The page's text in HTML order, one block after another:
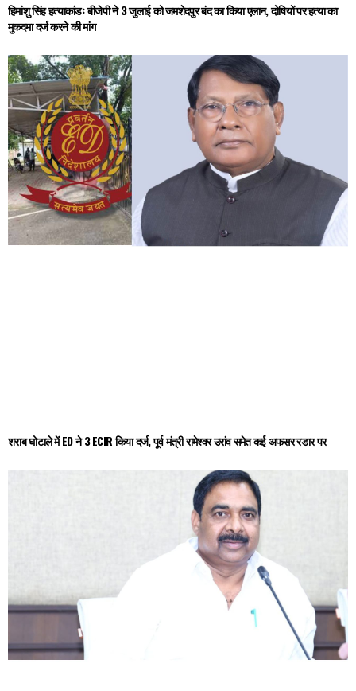
हिमांशु सिंह हत्याकांडः बीजेपी ने 3 जुलाई को जमशेदपुर बंद का किया एलान, दोषियों पर हत्या का
मुकदमा दर्ज करने की मांग
शराब घोटाले में ED ने 3 ECIR किया दर्ज, पूर्व मंत्री रामेश्वर उरांव समेत कई अफसर रडार पर